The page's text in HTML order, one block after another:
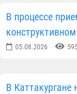
В процессе
05.08.2026
В Каттакургане